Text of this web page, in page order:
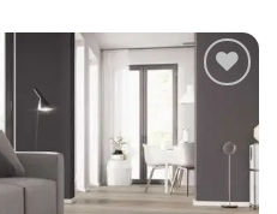
Toevoegen
aan
verlanglijst